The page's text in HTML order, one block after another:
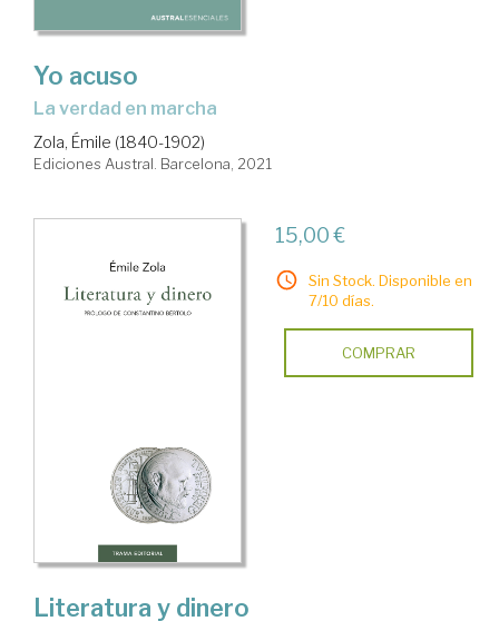
Yo acuso
la verdad en marcha
Zola, Émile (1840-1902)
Ediciones Austral. Barcelona, 2021
15,00 €
Sin Stock. Disponible en
7/10 días.
COMPRAR
Literatura y dinero